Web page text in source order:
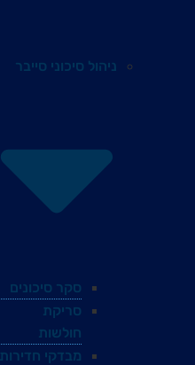
ניהול סיכוני סייבר
סקר סיכונים
סריקת
חולשות
מבדקי חדירות